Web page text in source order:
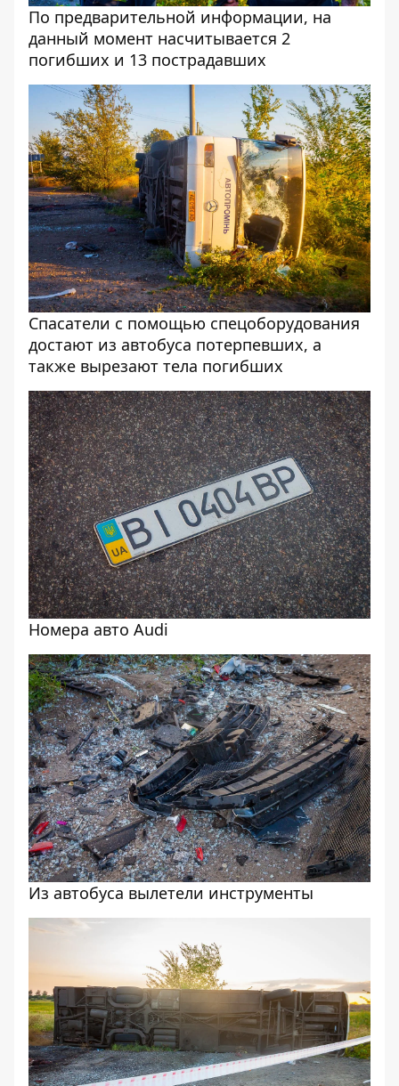
По предварительной информации, на
данный момент насчитывается 2
погибших и 13 пострадавших
Спасатели с помощью спецоборудования
достают из автобуса потерпевших, а
также вырезают тела погибших
Номера авто Audi
Из автобуса вылетели инструменты